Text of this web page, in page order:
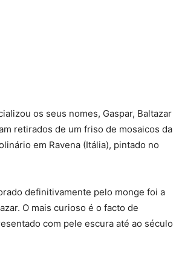
os seus nomes, Gaspar, Baltazar
retirados de um friso de mosaicos da
em Ravena (Itália), pintado no
definitivamente pelo monge foi a
O mais curioso é o facto de
com pele escura até ao século